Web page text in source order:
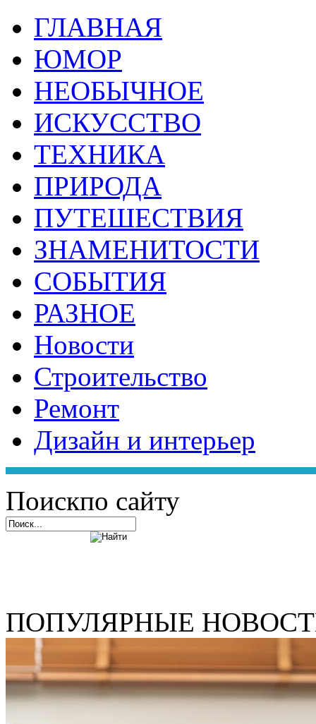
ГЛАВНАЯ
ЮМОР
НЕОБЫЧНОЕ
ИСКУССТВО
ТЕХНИКА
ПРИРОДА
ПУТЕШЕСТВИЯ
ЗНАМЕНИТОСТИ
СОБЫТИЯ
РАЗНОЕ
Новости
Строительство
Ремонт
Дизайн и интерьер
Поискпо сайту
ПОПУЛЯРНЫЕ